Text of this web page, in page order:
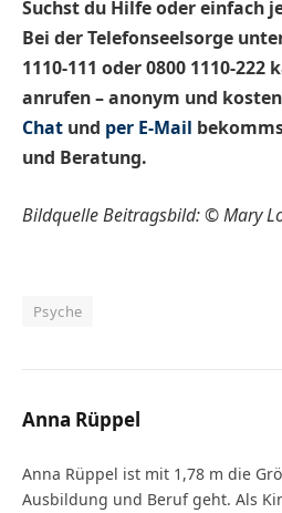
Suchst du Hilfe oder einfach
Bei der Telefonseelsorge
1110-111 oder 0800 1110-
anrufen – anonym und
Chat und per E-Mail
und Beratung.
Bildquelle Beitragsbild: © Mary
Psyche
Anna Rüppel
Anna Rüppel ist mit 1,78 m die
Ausbildung und Beruf geht. Als